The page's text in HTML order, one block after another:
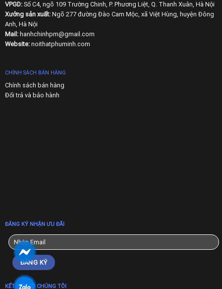
VPGD:Số C4, ngõ 109 Trường Chinh, P. Phương Liệt, Q. Thanh Xuân, Hà Nội
Xưởng sản xuất:Ngõ 277 đường Đào Cam Mộc, xã Việt Hùng, huyện Đông
Anh, Hà Nội
Mail: hanhchinhpm@gmail.com
Website:noithatphuminh.com
CHÍNH SÁCH BÁN HÀNG
Chính sách bán hàng
Đổi trả và bảo hành
ĐĂNG KÝ NHẬN ƯU ĐÃI
KẾT NỐI VỚI CHÚNG TÔI